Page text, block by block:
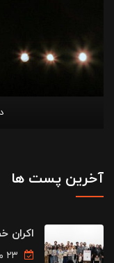
آخرین پست ها
اکران